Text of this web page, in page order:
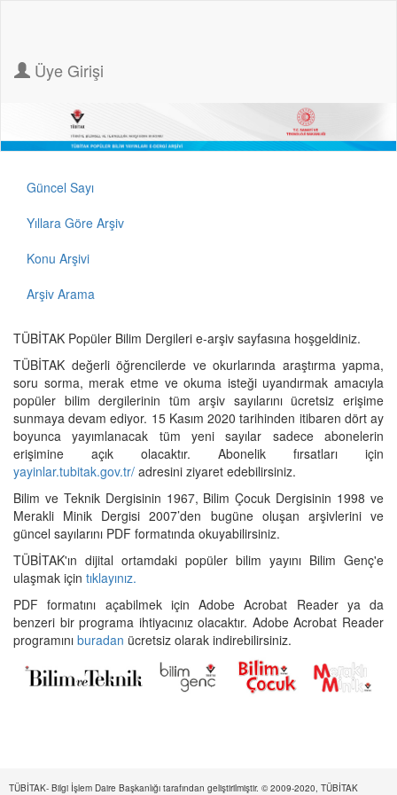
Üye Girişi
Güncel Sayı
Yıllara Göre Arşiv
Konu Arşivi
Arşiv Arama
TÜBİTAK Popüler Bilim Dergileri e-arşiv sayfasına hoşgeldiniz.
TÜBİTAK değerli öğrencilerde ve okurlarında araştırma yapma,
soru sorma, merak etme ve okuma isteği uyandırmak amacıyla
popüler bilim dergilerinin tüm arşiv sayılarını ücretsiz erişime
sunmaya devam ediyor. 15 Kasım 2020 tarihinden itibaren dört ay
boyunca yayımlanacak tüm yeni sayılar sadece abonelerin
erişimine açık olacaktır. Abonelik fırsatları için
yayinlar.tubitak.gov.tr/ adresini ziyaret edebilirsiniz.
Bilim ve Teknik Dergisinin 1967, Bilim Çocuk Dergisinin 1998 ve
Merakli Minik Dergisi 2007’den bugüne oluşan arşivlerini ve
güncel sayılarını PDF formatında okuyabilirsiniz.
TÜBİTAK'ın dijital ortamdaki popüler bilim yayını Bilim Genç'e
ulaşmak için tıklayınız.
PDF formatını açabilmek için Adobe Acrobat Reader ya da
benzeri bir programa ihtiyacınız olacaktır. Adobe Acrobat Reader
programını buradan ücretsiz olarak indirebilirsiniz.
TÜBİTAK- Bilgi İşlem Daire Başkanlığı tarafından geliştirilmiştir. © 2009-2020, TÜBİTAK